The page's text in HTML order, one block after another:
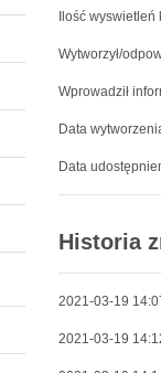
Ilość
Wytworzył/
Wprowadził
Data
Data
Historia
2021-03-19
2021-03-19